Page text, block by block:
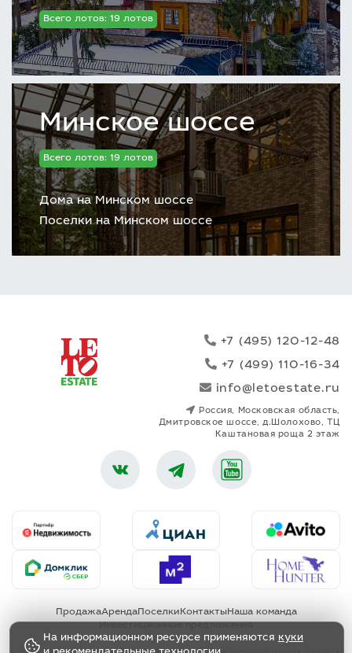
На информационном ресурсе применяются куки
Всего лотов: 19 лотов
Минское шоссе
Всего лотов: 19 лотов
Дома на Минском шоссе
Поселки на Минском шоссе
+7 (495) 120-12-48
+7 (499) 110-16-34
info@letoestate.ru
Россия, Московская область,
Дмитровское шоссе, д.Шолохово, ТЦ
Каштановая роща 2 этаж
ПродажаАрендаПоселкиКонтактыНаша команда